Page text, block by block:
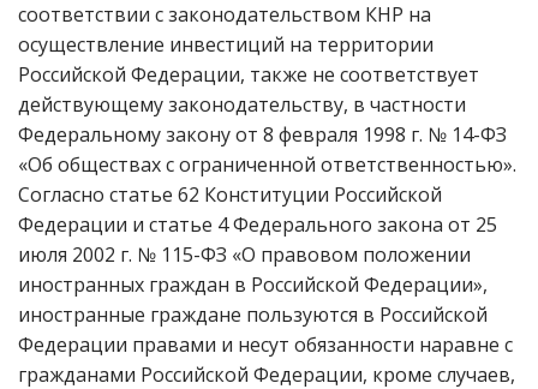
соответствии с законодательством КНР на
осуществление инвестиций на территории
Российской Федерации, также не соответствует
действующему законодательству, в частности
Федеральному закону от 8 февраля 1998 г. № 14-ФЗ
«Об обществах с ограниченной ответственностью».
Согласно статье 62 Конституции Российской
Федерации и статье 4 Федерального закона от 25
июля 2002 г. № 115-ФЗ «О правовом положении
иностранных граждан в Российской Федерации»,
иностранные граждане пользуются в Российской
Федерации правами и несут обязанности наравне с
гражданами Российской Федерации, кроме случаев,